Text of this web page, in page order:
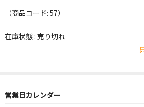
FOLK,SSW
レア盤（1万円以上）
（商品コード: 57）
在庫状態 : 売り切れ
営業日カレンダー